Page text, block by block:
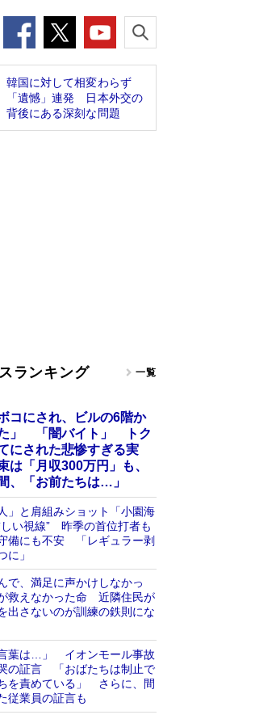
韓国に対して相変わらず
「遺憾」連発 日本外交の
背後にある深刻な問題
ランキング 一覧
コにされ、ビルの6階か
た」 「闇バイト」 トク
にされた悲惨すぎる実
「月収300万円」も、
、「お前たちは…」
」と肩組みショット「小園海
い視線” 昨季の首位打者も
備にも不安 「レギュラー剥
に」
で、満足に声かけしなかっ
救えなかった命 近隣住民が
出さないのが訓練の鉄則にな
言葉は…」 イオンモール事故
の証言 「おばたちは制止で
を責めている」 さらに、間
従業員の証言も